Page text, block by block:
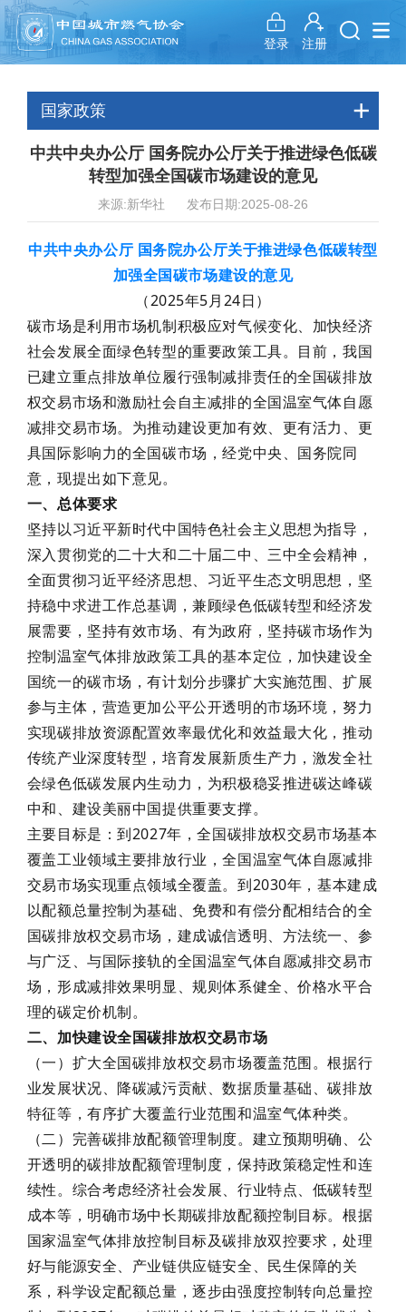
登录 注册
国家政策
中共中央办公厅 国务院办公厅关于推进绿色低碳
转型加强全国碳市场建设的意见
来源:新华社 发布日期:2025-08-26
中共中央办公厅 国务院办公厅关于推进绿色低碳转型
加强全国碳市场建设的意见
（2025年5月24日）
碳市场是利用市场机制积极应对气候变化、加快经济
社会发展全面绿色转型的重要政策工具。目前，我国
已建立重点排放单位履行强制减排责任的全国碳排放
权交易市场和激励社会自主减排的全国温室气体自愿
减排交易市场。为推动建设更加有效、更有活力、更
具国际影响力的全国碳市场，经党中央、国务院同
意，现提出如下意见。
一、总体要求
坚持以习近平新时代中国特色社会主义思想为指导，
深入贯彻党的二十大和二十届二中、三中全会精神，
全面贯彻习近平经济思想、习近平生态文明思想，坚
持稳中求进工作总基调，兼顾绿色低碳转型和经济发
展需要，坚持有效市场、有为政府，坚持碳市场作为
控制温室气体排放政策工具的基本定位，加快建设全
国统一的碳市场，有计划分步骤扩大实施范围、扩展
参与主体，营造更加公平公开透明的市场环境，努力
实现碳排放资源配置效率最优化和效益最大化，推动
传统产业深度转型，培育发展新质生产力，激发全社
会绿色低碳发展内生动力，为积极稳妥推进碳达峰碳
中和、建设美丽中国提供重要支撑。
主要目标是：到2027年，全国碳排放权交易市场基本
覆盖工业领域主要排放行业，全国温室气体自愿减排
交易市场实现重点领域全覆盖。到2030年，基本建成
以配额总量控制为基础、免费和有偿分配相结合的全
国碳排放权交易市场，建成诚信透明、方法统一、参
与广泛、与国际接轨的全国温室气体自愿减排交易市
场，形成减排效果明显、规则体系健全、价格水平合
理的碳定价机制。
二、加快建设全国碳排放权交易市场
（一）扩大全国碳排放权交易市场覆盖范围。根据行
业发展状况、降碳减污贡献、数据质量基础、碳排放
特征等，有序扩大覆盖行业范围和温室气体种类。
（二）完善碳排放配额管理制度。建立预期明确、公
开透明的碳排放配额管理制度，保持政策稳定性和连
续性。综合考虑经济社会发展、行业特点、低碳转型
成本等，明确市场中长期碳排放配额控制目标。根据
国家温室气体排放控制目标及碳排放双控要求，处理
好与能源安全、产业链供应链安全、民生保障的关
系，科学设定配额总量，逐步由强度控制转向总量控